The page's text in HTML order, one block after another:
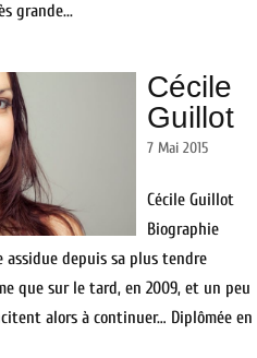
grande...
Cécile
Guillot
7 Mai 2015
Cécile Guillot
Biographie
assidue depuis sa plus tendre
que sur le tard, en 2009, et un peu
alors à continuer… Diplômée en